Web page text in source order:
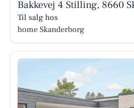
Bakkevej 4 Stilling, 8660
Til salg hos
home Skanderborg